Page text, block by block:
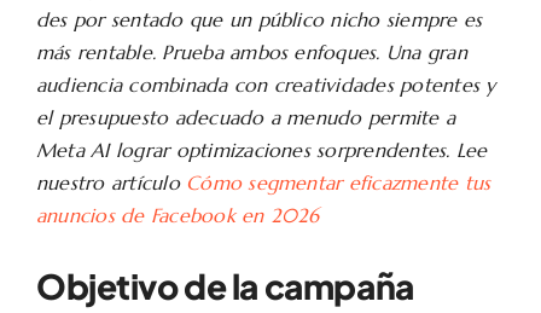
des por sentado que un público nicho siempre es
más rentable. Prueba ambos enfoques. Una gran
audiencia combinada con creatividades potentes y
el presupuesto adecuado a menudo permite a
Meta AI lograr optimizaciones sorprendentes. Lee
nuestro artículo Cómo segmentar eficazmente tus
anuncios de Facebook en 2026
Objetivo de la campaña